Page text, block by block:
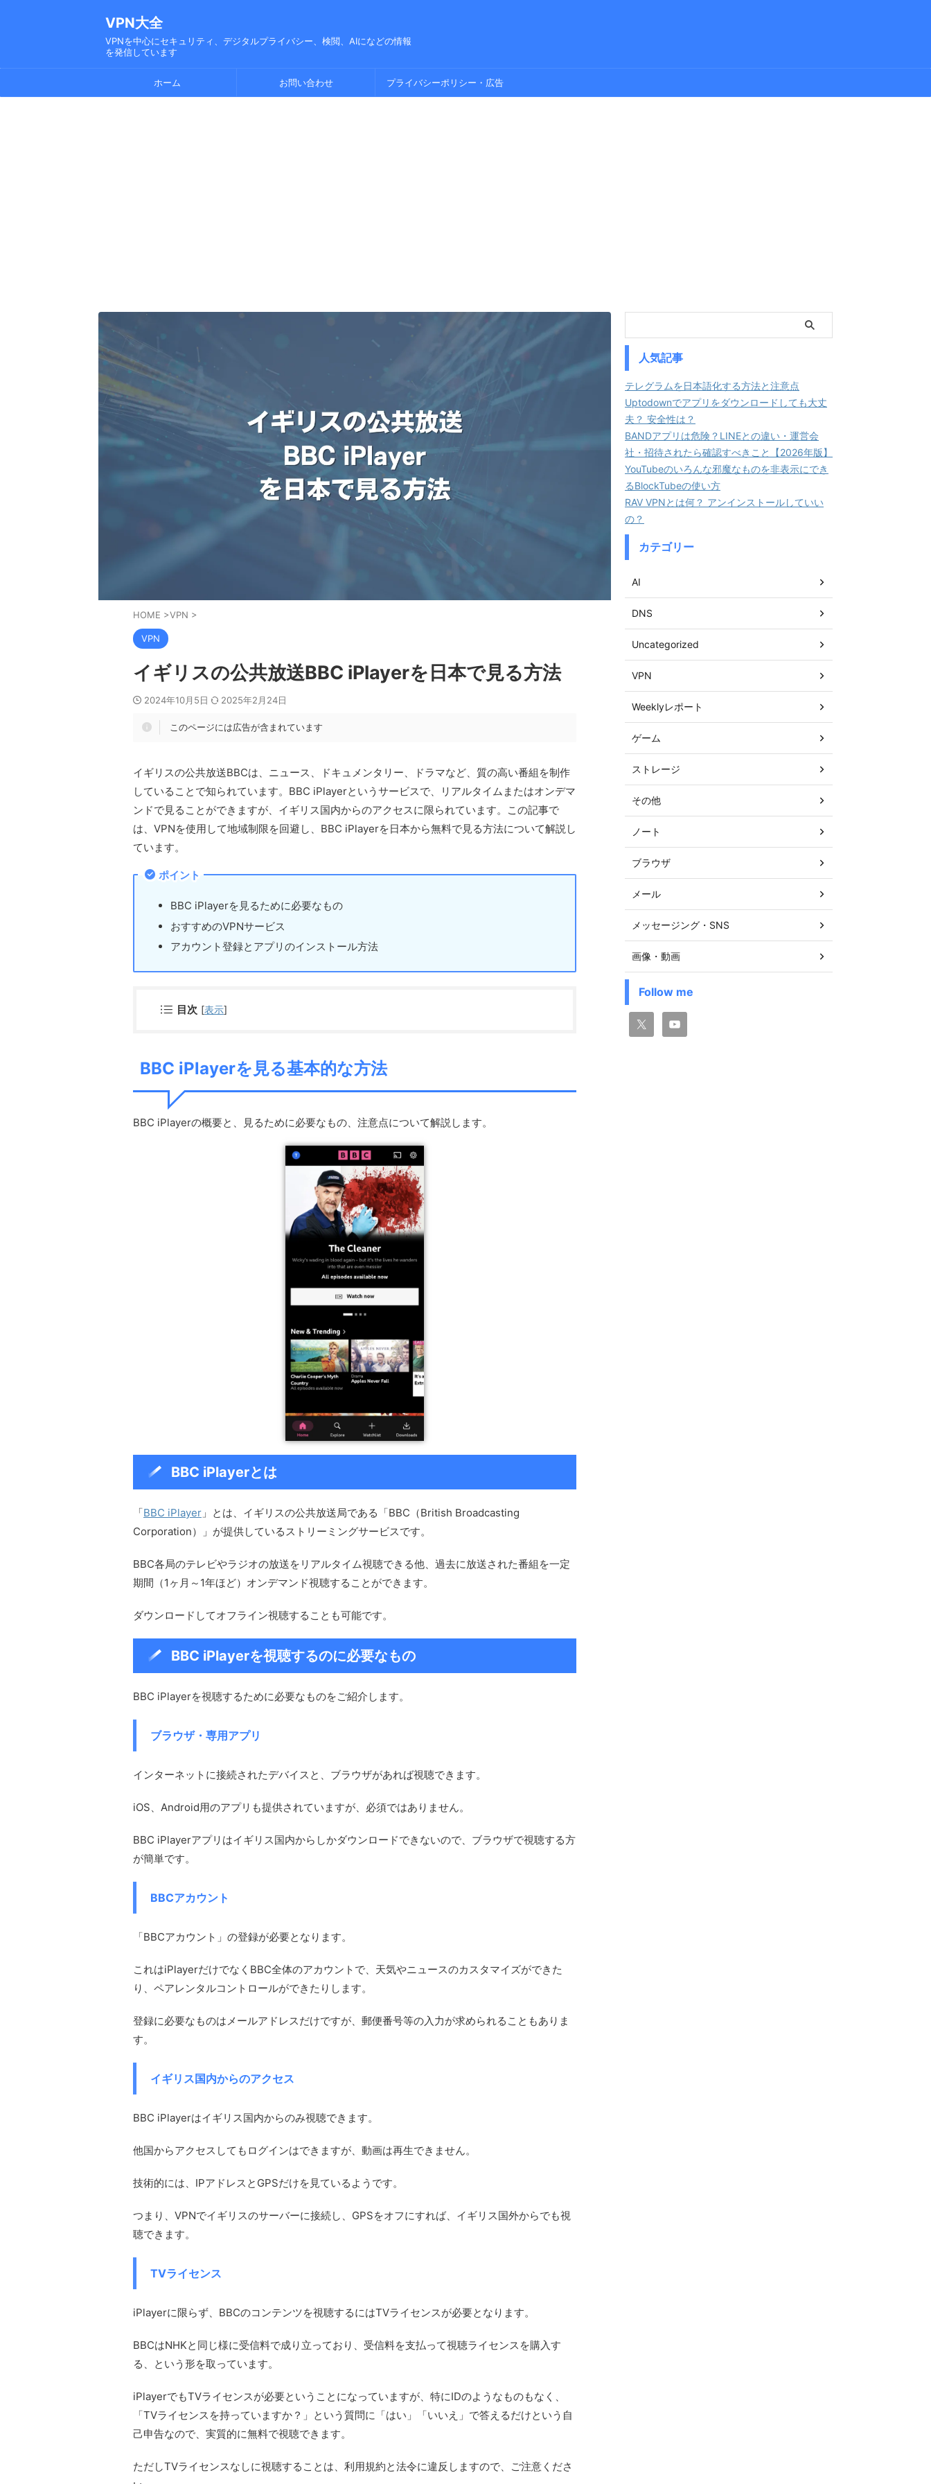
VPN大全
VPNを中心にセキュリティ、デジタルプライバシー、検閲、AIになどの情報
を発信しています
ホーム お問い合わせ プライバシーポリシー・広告
HOME >VPN >
VPN
イギリスの公共放送BBC iPlayerを日本で見る方法
2024年10月5日 2025年2月24日
このページには広告が含まれています
イギリスの公共放送BBCは、ニュース、ドキュメンタリー、ドラマなど、質の高い番組を制作
していることで知られています。BBC iPlayerというサービスで、リアルタイムまたはオンデマ
ンドで見ることができますが、イギリス国内からのアクセスに限られています。この記事で
は、VPNを使用して地域制限を回避し、BBC iPlayerを日本から無料で見る方法について解説し
ています。
ポイント
BBC iPlayerを見るために必要なもの
おすすめのVPNサービス
アカウント登録とアプリのインストール方法
目次 [表示]
BBC iPlayerを見る基本的な方法
BBC iPlayerの概要と、見るために必要なもの、注意点について解説します。
BBC iPlayerとは
「BBC iPlayer 」とは、イギリスの公共放送局である「BBC（British Broadcasting
Corporation）」が提供しているストリーミングサービスです。
BBC各局のテレビやラジオの放送をリアルタイム視聴できる他、過去に放送された番組を一定
期間（1ヶ月～1年ほど）オンデマンド視聴することができます。
ダウンロードしてオフライン視聴することも可能です。
BBC iPlayerを視聴するのに必要なもの
BBC iPlayerを視聴するために必要なものをご紹介します。
ブラウザ・専用アプリ
インターネットに接続されたデバイスと、ブラウザがあれば視聴できます。
iOS、Android用のアプリも提供されていますが、必須ではありません。
BBC iPlayerアプリはイギリス国内からしかダウンロードできないので、ブラウザで視聴する方
が簡単です。
BBCアカウント
「BBCアカウント」の登録が必要となります。
これはiPlayerだけでなくBBC全体のアカウントで、天気やニュースのカスタマイズができた
り、ペアレンタルコントロールができたりします。
登録に必要なものはメールアドレスだけですが、郵便番号等の入力が求められることもありま
す。
イギリス国内からのアクセス
BBC iPlayerはイギリス国内からのみ視聴できます。
他国からアクセスしてもログインはできますが、動画は再生できません。
技術的には、IPアドレスとGPSだけを見ているようです。
つまり、VPNでイギリスのサーバーに接続し、GPSをオフにすれば、イギリス国外からでも視
聴できます。
TVライセンス
iPlayerに限らず、BBCのコンテンツを視聴するにはTVライセンスが必要となります。
BBCはNHKと同じ様に受信料で成り立っており、受信料を支払って視聴ライセンスを購入す
る、という形を取っています。
iPlayerでもTVライセンスが必要ということになっていますが、特にIDのようなものもなく、
「TVライセンスを持っていますか？」という質問に「はい」「いいえ」で答えるだけという自
己申告なので、実質的に無料で視聴できます。
ただしTVライセンスなしに視聴することは、利用規約と法令に違反しますので、ご注意くださ
人気記事
テレグラムを日本語化する方法と注意点
Uptodownでアプリをダウンロードしても大丈
夫？ 安全性は？
BANDアプリは危険？LINEとの違い・運営会
社・招待されたら確認すべきこと【2026年版】
YouTubeのいろんな邪魔なものを非表示にでき
るBlockTubeの使い方
RAV VPNとは何？ アンインストールしていい
の？
カテゴリー
AI
DNS
Uncategorized
VPN
Weeklyレポート
ゲーム
ストレージ
その他
ノート
ブラウザ
メール
メッセージング・SNS
画像・動画
Follow me